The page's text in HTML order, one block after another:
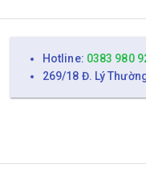
Hotline: 0383 980
269/18 Đ. Lý